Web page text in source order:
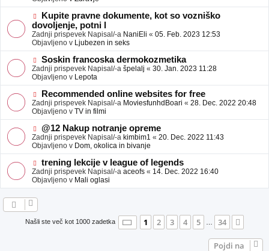
eo
b
a
v
e
N
o
v
e
o
b
j
a
v
e
Kupite pravne dokumente, kot so vozniško
dovoljenje, potni l
Zadnji prispevek Napisal/-a NaniEli « 05. Feb. 2023 12:53
Objavljeno v Ljubezen in seks
N
o
v
e
o
b
j
a
v
e
Soskin francoska dermokozmetika
Zadnji prispevek Napisal/-a špelalj « 30. Jan. 2023 11:28
Objavljeno v Lepota
N
o
v
e
o
b
j
a
v
e
Recommended online websites for free
Zadnji prispevek Napisal/-a MoviesfunhdBoari « 28. Dec. 2022 20:48
Objavljeno v TV in filmi
N
o
v
e
o
b
j
a
@12 Nakup notranje opreme
Zadnji prispevek Napisal/-a kimbim1 « 20. Dec. 2022 11:43
Objavljeno v Dom, okolica in bivanje
N
o
v
e
a
trening lekcije v league of legends
Zadnji prispevek Napisal/-a aceofs « 14. Dec. 2022 16:40
Objavljeno v Mali oglasi
Našli ste več kot 1000 zadetka Stran 1od34
1 2 3 4 5 … 34
Pojdi na